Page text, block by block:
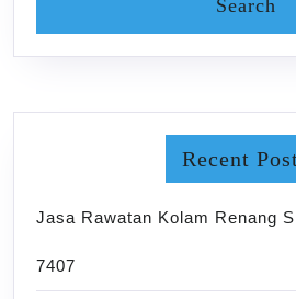
Recent
Jasa Rawatan Kolam Renang
7407